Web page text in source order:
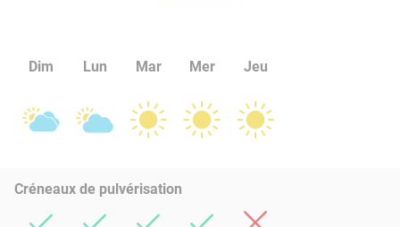
Dim Lun Mar Mer Jeu
Créneaux de pulvérisation